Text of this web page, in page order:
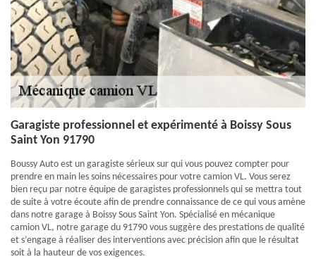
Garagiste professionnel et expérimenté à Boissy Sous
Saint Yon 91790
Boussy Auto est un garagiste sérieux sur qui vous pouvez compter pour
prendre en main les soins nécessaires pour votre camion VL. Vous serez
bien reçu par notre équipe de garagistes professionnels qui se mettra tout
de suite à votre écoute afin de prendre connaissance de ce qui vous amène
dans notre garage à Boissy Sous Saint Yon. Spécialisé en mécanique
camion VL, notre garage du 91790 vous suggère des prestations de qualité
et s’engage à réaliser des interventions avec précision afin que le résultat
soit à la hauteur de vos exigences.